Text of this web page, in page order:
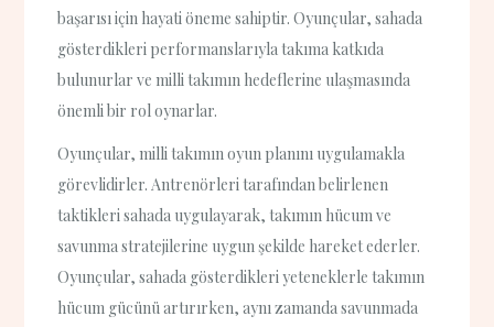
başarısı için hayati öneme sahiptir. Oyunçular, sahada
gösterdikleri performanslarıyla takıma katkıda
bulunurlar ve milli takımın hedeflerine ulaşmasında
önemli bir rol oynarlar.
Oyunçular, milli takımın oyun planını uygulamakla
görevlidirler. Antrenörleri tarafından belirlenen
taktikleri sahada uygulayarak, takımın hücum ve
savunma stratejilerine uygun şekilde hareket ederler.
Oyunçular, sahada gösterdikleri yeteneklerle takımın
hücum gücünü artırırken, aynı zamanda savunmada